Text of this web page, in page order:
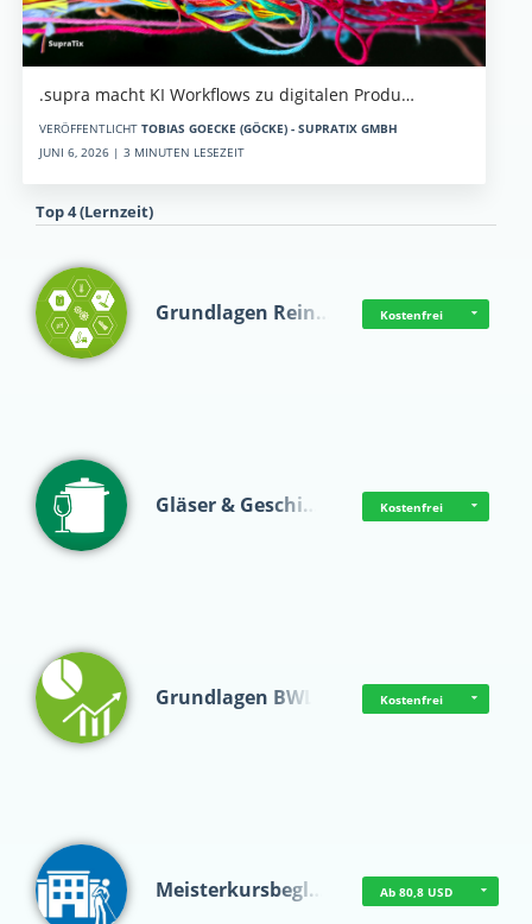
.supra macht KI Workflows zu digitalen Produ…
VERÖFFENTLICHT TOBIAS GOECKE (GÖCKE) - SUPRATIX GMBH
JUNI 6, 2026 | 3 MINUTEN LESEZEIT
Top 4 (Lernzeit)
Grundlagen Rein… Kostenfrei
Gläser & Geschi… Kostenfrei
Grundlagen BWL Kostenfrei
Meisterkursbegl… Ab 80,8 USD